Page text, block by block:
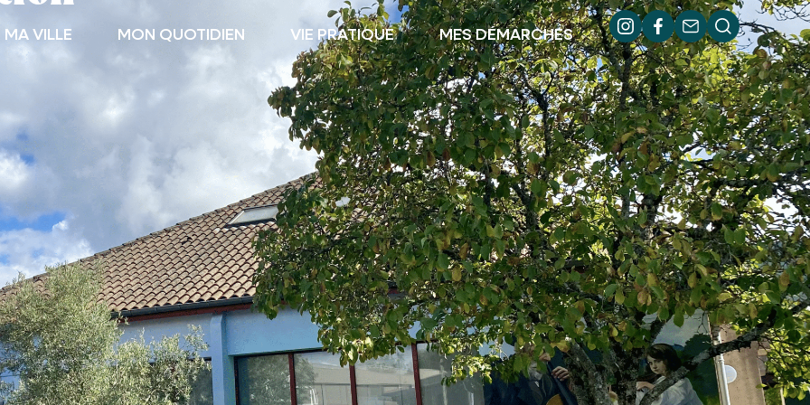
MA VILLE MON QUOTIDIEN VIE PRATIQUE MES DÉMARCHES